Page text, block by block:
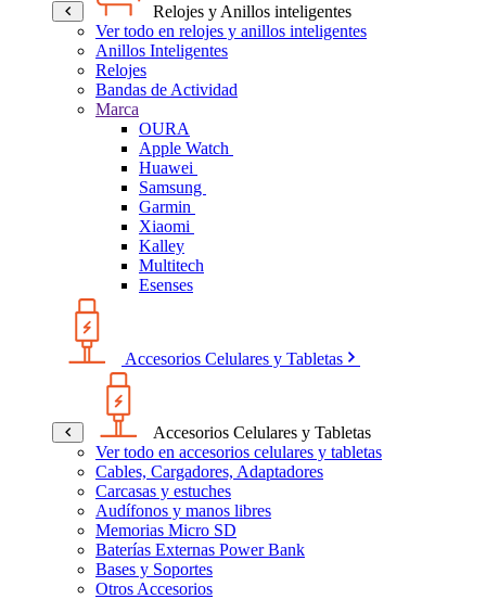
Relojes y Anillos inteligentes
Ver todo en relojes y anillos inteligentes
Anillos Inteligentes
Relojes
Bandas de Actividad
Marca
OURA
Apple Watch
Huawei
Samsung
Garmin
Xiaomi
Kalley
Multitech
Esenses
Accesorios Celulares y Tabletas
Accesorios Celulares y Tabletas
Ver todo en accesorios celulares y tabletas
Cables, Cargadores, Adaptadores
Carcasas y estuches
Audífonos y manos libres
Memorias Micro SD
Baterías Externas Power Bank
Bases y Soportes
Otros Accesorios